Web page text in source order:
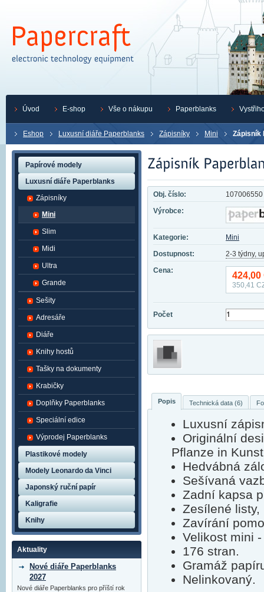
Eshop Luxusní diáře Paperblanks Zápisníky Mini Zápisník
Obj. číslo:
107006550
Výrobce:
Kategorie:
Mini
Dostupnost:
2-3 týdny,
Cena:
424,00
350,41
Počet
Popis Technická data (6)
Luxusní
Originální
Pflanze in
Hedvábná
Sešívaná
Zadní kapsa
Zesílené
Zavírání
Velikost mini
176 stran.
Gramáž
Nelinkovaný.
Papírové modely
Luxusní diáře Paperblanks
Zápisníky
Mini
Slim
Midi
Ultra
Grande
Sešity
Adresáře
Diáře
Knihy hostů
Tašky na dokumenty
Krabičky
Doplňky Paperblanks
Speciální edice
Výprodej Paperblanks
Plastikové modely
Modely Leonardo da Vinci
Japonský ruční papír
Kaligrafie
Knihy
Aktuality
Nové diáře Paperblanks
2027
Nové diáře Paperblanks pro příští rok
Úvod E-shop Vše o nákupu Paperblanks